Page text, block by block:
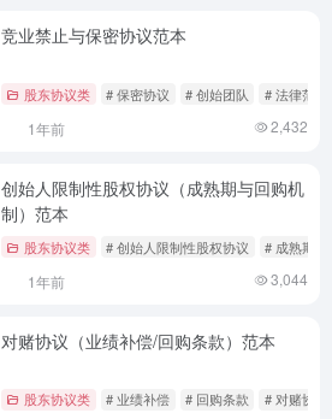
竞业禁止与保密协议范本
股东协议类 # 保密协议 # 创始团队 # 法律范本
1年前 2,432
创始人限制性股权协议（成熟期与回购机
制）范本
股东协议类 # 创始人限制性股权协议 # 成熟期
1年前 3,044
对赌协议（业绩补偿/回购条款）范本
股东协议类 # 业绩补偿 # 回购条款 # 对赌协议